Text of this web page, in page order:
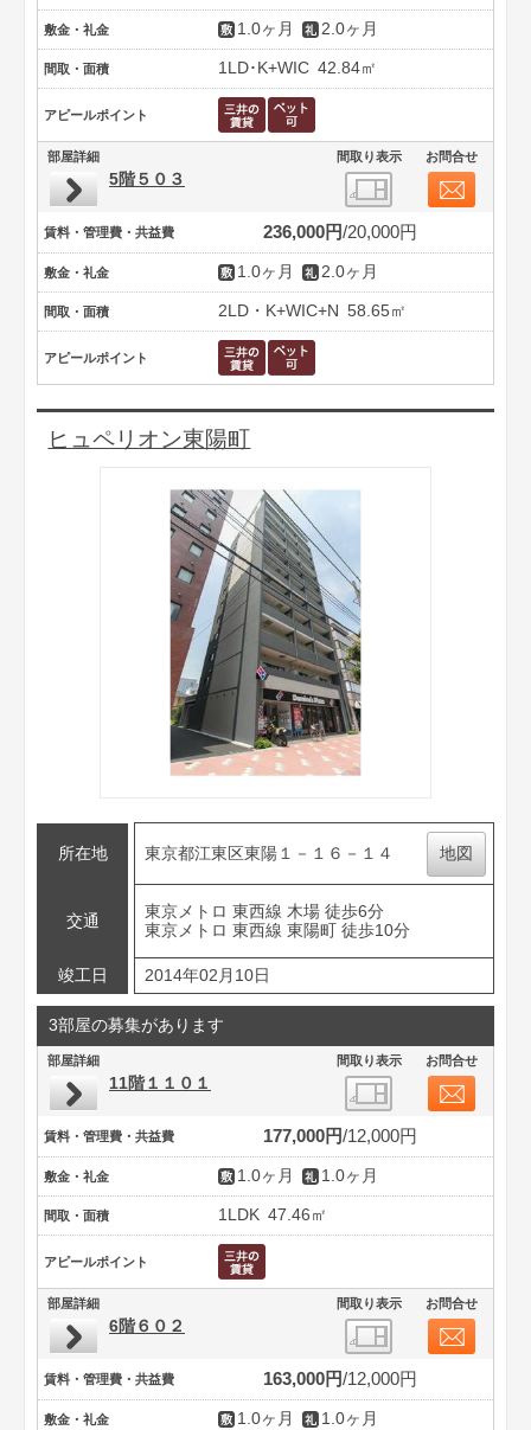
敷金・礼金 1.0ヶ月 2.0ヶ月
間取・面積 1LD･K+WIC 42.84㎡
アピールポイント
部屋詳細 間取り表示 お問合せ
5階５０３
賃料・管理費・共益費 236,000円 20,000円
敷金・礼金 1.0ヶ月 2.0ヶ月
間取・面積 2LD・K+WIC+N 58.65㎡
アピールポイント
ヒュペリオン東陽町
所在地 東京都江東区東陽１－１６－１４ 地図
交通
東京メトロ 東西線 木場 徒歩6分
東京メトロ 東西線 東陽町 徒歩10分
竣工日 2014年02月10日
3部屋の募集があります
部屋詳細 間取り表示 お問合せ
11階１１０１
賃料・管理費・共益費 177,000円 12,000円
敷金・礼金 1.0ヶ月 1.0ヶ月
間取・面積 1LDK 47.46㎡
アピールポイント
部屋詳細 間取り表示 お問合せ
6階６０２
賃料・管理費・共益費 163,000円 12,000円
敷金・礼金 1.0ヶ月 1.0ヶ月